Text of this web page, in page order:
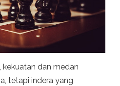
kekuatan dan medan
tetapi indera yang